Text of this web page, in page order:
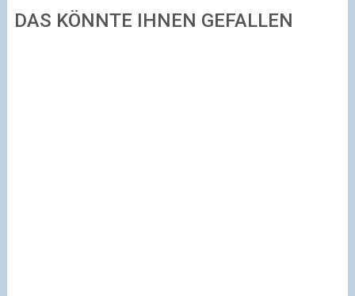
DAS KÖNNTE IHNEN GEFALLEN